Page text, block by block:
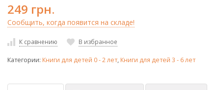
249 грн.
Сообщить, когда появится на складе!
К сравнению В избранное
Категории: Книги для детей 0 - 2 лет,Книги для детей 3 - 6 лет